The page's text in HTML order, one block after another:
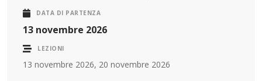
DATA DI PARTENZA
13 novembre 2026
LEZIONI
13 novembre 2026, 20 novembre 2026